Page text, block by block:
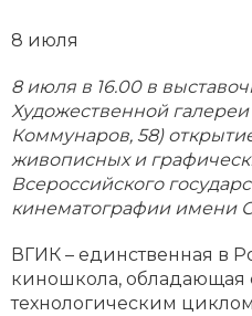
8 июля
8 июля в 16.00 в
Художественной
Коммунаров, 58)
живописных и
Всероссийского
кинематографии имени
ВГИК – единственная в
киношкола, обладающая
технологическим